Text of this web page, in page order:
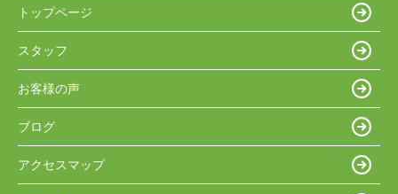
トップページ
スタッフ
お客様の声
ブログ
アクセスマップ